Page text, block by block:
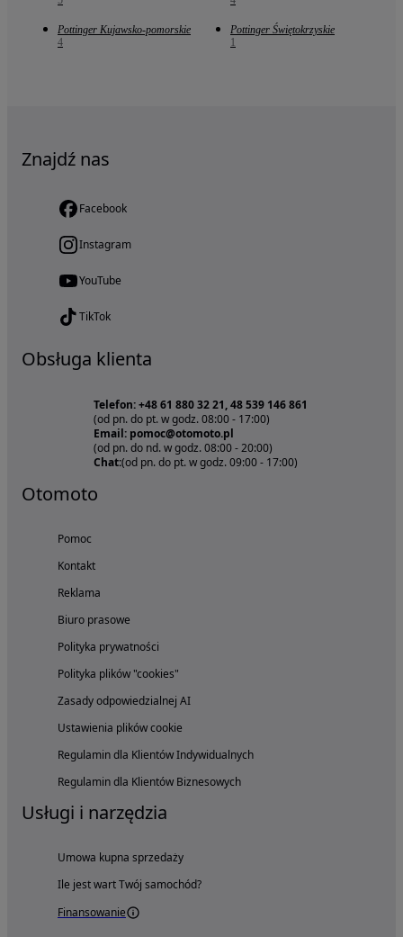
Pottinger Kujawsko-pomorskie
4
Pottinger Świętokrzyskie
1
Znajdź nas
Facebook
Instagram
YouTube
TikTok
Obsługa klienta
Telefon: +48 61 880 32 21, 48 539 146 861
(od pn. do pt. w godz. 08:00 - 17:00)
Email: pomoc@otomoto.pl
(od pn. do nd. w godz. 08:00 - 20:00)
Chat:(od pn. do pt. w godz. 09:00 - 17:00)
Otomoto
Pomoc
Kontakt
Reklama
Biuro prasowe
Polityka prywatności
Polityka plików "cookies"
Zasady odpowiedzialnej AI
Ustawienia plików cookie
Regulamin dla Klientów Indywidualnych
Regulamin dla Klientów Biznesowych
Usługi i narzędzia
Umowa kupna sprzedaży
Ile jest wart Twój samochód?
Finansowanie